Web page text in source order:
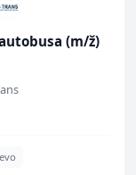
(m/ž)